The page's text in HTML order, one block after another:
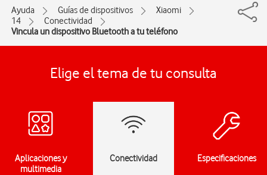
Ayuda Guías de dispositivos
Xiaomi
14
Conectividad
Vincula un dispositivo Bluetooth a tu teléfono
Elige el tema de tu consulta
Aplicaciones y
multimedia
Conectividad Especificaciones